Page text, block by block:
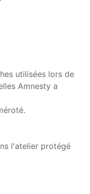
utilisées lors de
Amnesty a
l'atelier protégé